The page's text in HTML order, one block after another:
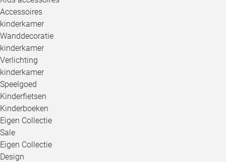
Accessoires
kinderkamer
Wanddecoratie
kinderkamer
Verlichting
kinderkamer
Speelgoed
Kinderfietsen
Kinderboeken
Eigen Collectie
Sale
Eigen Collectie
Design